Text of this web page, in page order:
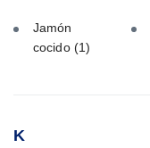
Jamón
cocido (1)
K